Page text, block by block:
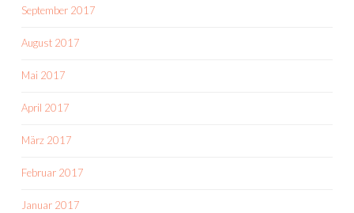
September 2017
August 2017
Mai 2017
April 2017
März 2017
Februar 2017
Januar 2017